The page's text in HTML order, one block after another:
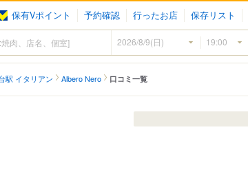
保有Vポイント 予約確認 行ったお店 保存リスト
駅 イタリアン Albero Nero 口コミ一覧